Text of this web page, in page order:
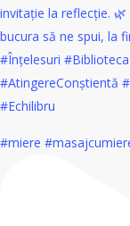
#miere